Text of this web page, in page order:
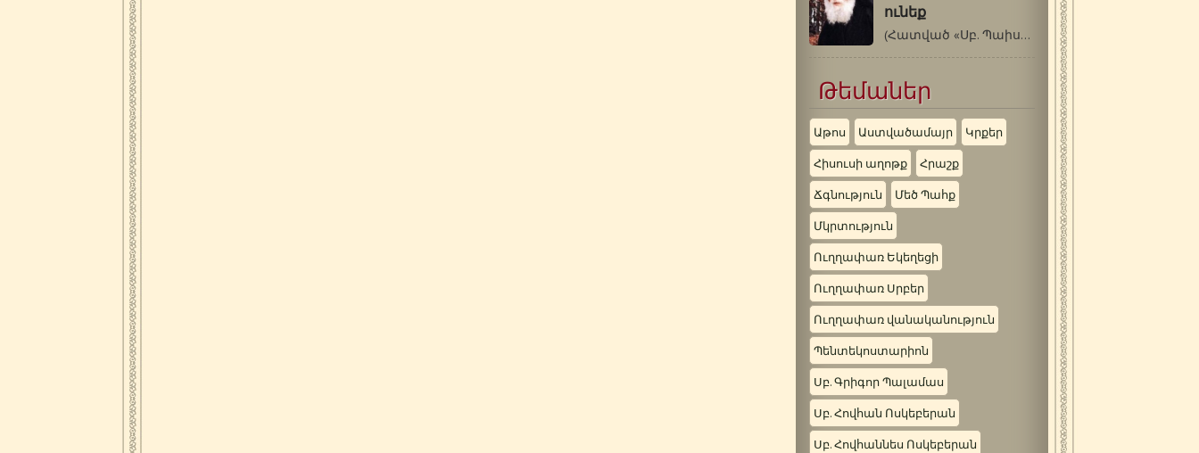
ունեք
(Հատված «Սբ. Պաիսիոս Աթոսացու վարքն…
Թեմաներ
Աթոս Աստվածամայր Կրքեր
Հիսուսի աղոթք Հրաշք
Ճգնություն Մեծ Պահք
Մկրտություն
Ուղղափառ Եկեղեցի
Ուղղափառ Սրբեր
Ուղղափառ վանականություն
Պենտեկոստարիոն
Սբ. Գրիգոր Պալամաս
Սբ. Հովհան Ոսկեբերան
Սբ. Հովհաննես Ոսկեբերան